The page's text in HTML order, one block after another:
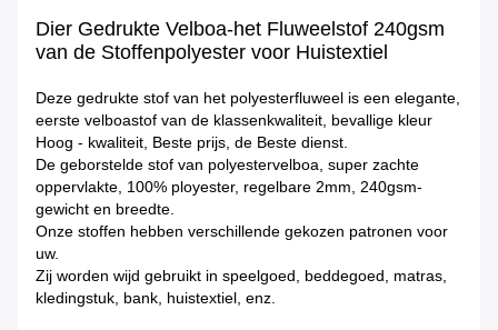
Dier Gedrukte Velboa-het Fluweelstof 240gsm
van de Stoffenpolyester voor Huistextiel
Deze gedrukte stof van het polyesterfluweel is een elegante,
eerste velboastof van de klassenkwaliteit, bevallige kleur
Hoog - kwaliteit, Beste prijs, de Beste dienst.
De geborstelde stof van polyestervelboa, super zachte
oppervlakte, 100% ployester, regelbare 2mm, 240gsm-
gewicht en breedte.
Onze stoffen hebben verschillende gekozen patronen voor
uw.
Zij worden wijd gebruikt in speelgoed, beddegoed, matras,
kledingstuk, bank, huistextiel, enz.